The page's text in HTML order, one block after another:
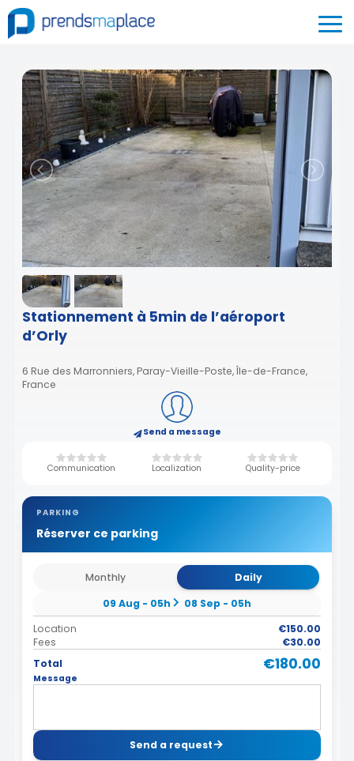
Stationnement à 5min de l’aéroport
d’Orly
6 Rue des Marronniers, Paray-Vieille-Poste, Île-de-France,
France
Send a message
Communication Localization Quality-price
PARKING
Réserver ce parking
Monthly
Daily
09 Aug - 05h
08 Sep - 05h
Location
€150.00
Fees
€30.00
Total
€180.00
Message
Send a request